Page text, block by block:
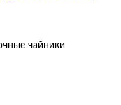
чайники